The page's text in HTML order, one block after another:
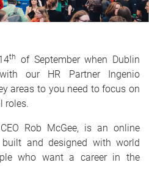
th
of September when Dublin
our HR Partner Ingenio
areas to you need to focus on
roles.
Rob McGee, is an online
and designed with world
who want a career in the